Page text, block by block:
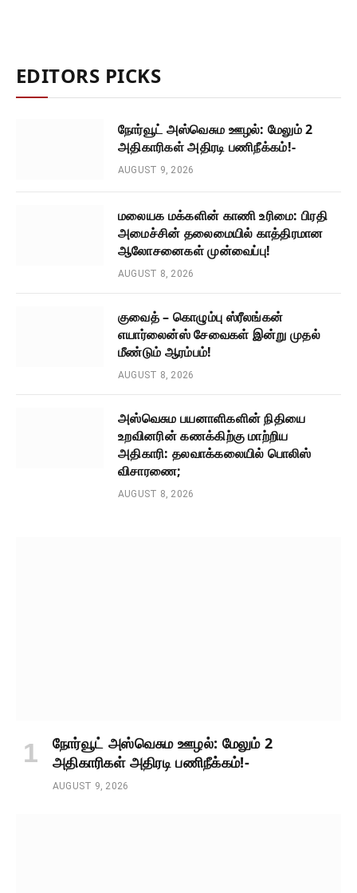
EDITORS PICKS
நோர்வூட் அஸ்வெசும ஊழல்: மேலும் 2
அதிகாரிகள் அதிரடி பணிநீக்கம்!-
AUGUST 9, 2026
மலையக மக்களின் காணி உரிமை: பிரதி
அமைச்சின் தலைமையில் காத்திரமான
ஆலோசனைகள் முன்வைப்பு!
AUGUST 8, 2026
குவைத் – கொழும்பு ஸ்ரீலங்கன்
எயார்லைன்ஸ் சேவைகள் இன்று முதல்
மீண்டும் ஆரம்பம்!
AUGUST 8, 2026
அஸ்வெசும பயனாளிகளின் நிதியை
உறவினரின் கணக்கிற்கு மாற்றிய
அதிகாரி: தலவாக்கலையில் பொலிஸ்
விசாரணை;
AUGUST 8, 2026
நோர்வூட் அஸ்வெசும ஊழல்: மேலும் 2
அதிகாரிகள் அதிரடி பணிநீக்கம்!-
AUGUST 9, 2026